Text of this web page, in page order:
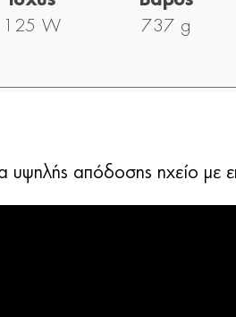
125 W
737 g
υψηλής απόδοσης ηχείο με